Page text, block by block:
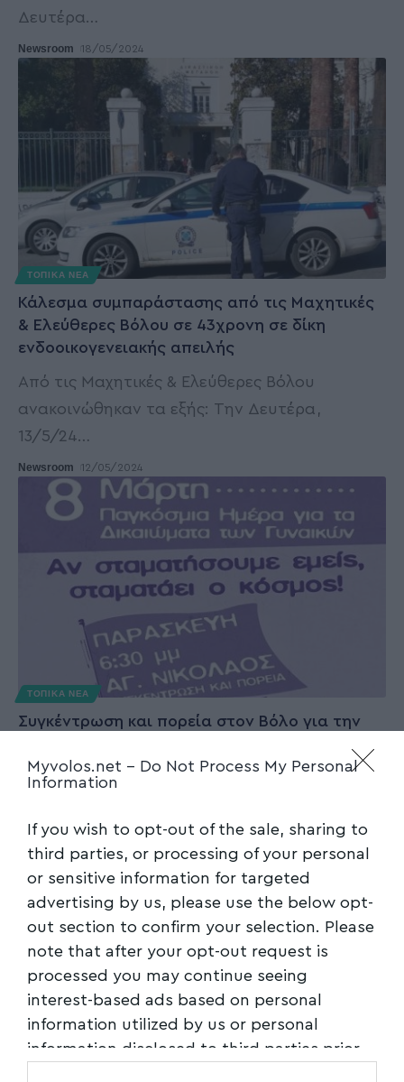
Myvolos.net - Do Not Process My Personal
Information
If you wish to opt-out of the sale, sharing to
third parties, or processing of your personal
or sensitive information for targeted
advertising by us, please use the below opt-
out section to confirm your selection. Please
note that after your opt-out request is
processed you may continue seeing
interest-based ads based on personal
information utilized by us or personal
information disclosed to third parties prior
Δευτέρα…
Newsroom 18/05/2024
ΤΟΠΙΚΑ ΝΕΑ
Κάλεσμα συμπαράστασης από τις Μαχητικές
& Ελεύθερες Βόλου σε 43χρονη σε δίκη
ενδοοικογενειακής απειλής
Από τις Μαχητικές & Ελεύθερες Βόλου
ανακοινώθηκαν τα εξής: Την Δευτέρα,
13/5/24…
Newsroom 12/05/2024
ΤΟΠΙΚΑ ΝΕΑ
Συγκέντρωση και πορεία στον Βόλο για την
Συγκέντρωση στις 6.30 μ.μ. στον Αγ. Νικόλαο
Newsroom 08/03/2024
ΤΟΠΙΚΑ ΝΕΑ